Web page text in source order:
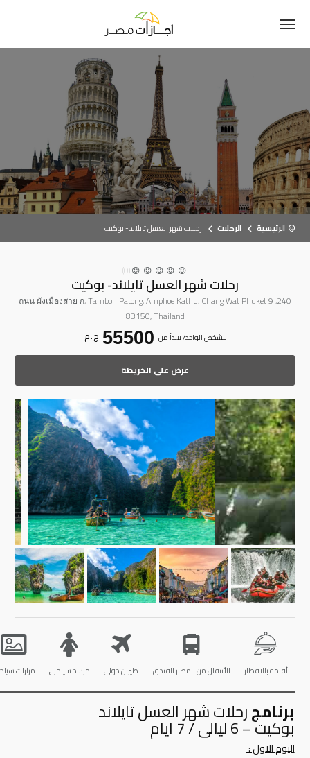
الرئيسية الرحلات رحلات شهر العسل تايلاند- بوكيت
(0)
رحلات شهر العسل تايلاند- بوكيت
240, 9 ถนน ผังเมืองสาย ก, Tambon Patong, Amphoe Kathu, Chang Wat Phuket
83150, Thailand
للشخص الواحد/ يبـدأ من 55500 ج . م
عرض على الخريطة
أقامة بالافطار الأنتقال من المطار للفندق طيران دولى مرشد سياحى مزارات
برنامجرحلات شهر العسل تايلاند
بوكيت – 6 ليالى / 7 ايام
اليوم الاول :